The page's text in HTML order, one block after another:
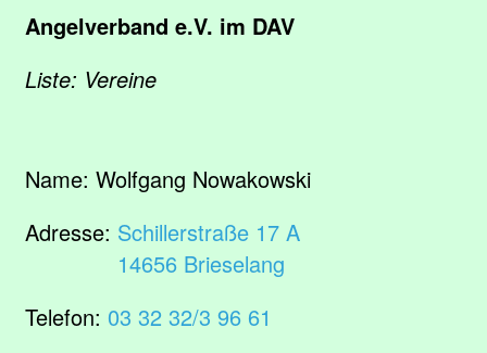
Angelverband e.V. im DAV
Liste: Vereine
Name: Wolfgang Nowakowski
Adresse: Schillerstraße 17 A
14656 Brieselang
Telefon: 03 32 32/3 96 61